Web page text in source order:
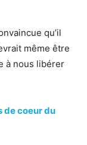
qu’il
même être
à nous libérer
de coeur du